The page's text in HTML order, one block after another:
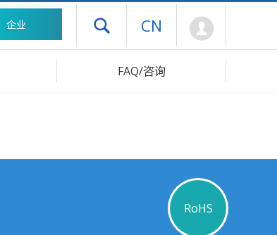
企业 打开抽屉菜单
CN
FAQ/咨询
RoHS